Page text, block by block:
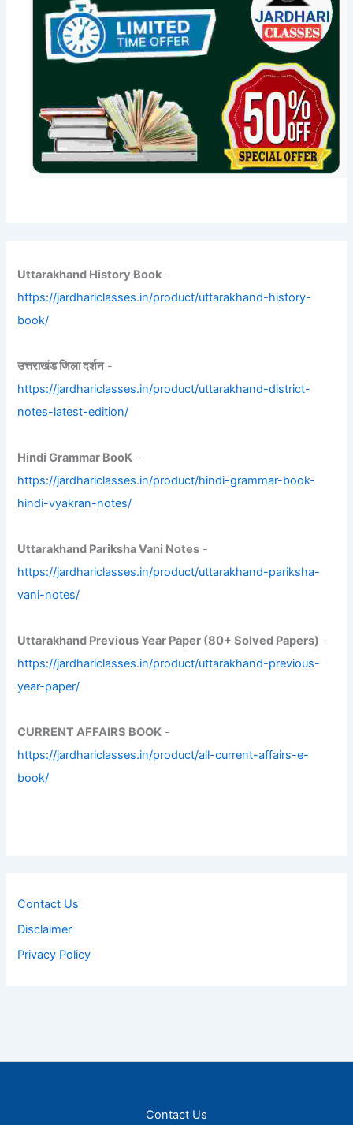
Uttarakhand History Book -
https://jardhariclasses.in/product/uttarakhand-history-
book/
उत्तराखंड जिला दर्शन-
https://jardhariclasses.in/product/uttarakhand-district-
notes-latest-edition/
Hindi Grammar BooK –
https://jardhariclasses.in/product/hindi-grammar-book-
hindi-vyakran-notes/
Uttarakhand Pariksha Vani Notes -
https://jardhariclasses.in/product/uttarakhand-pariksha-
vani-notes/
Uttarakhand Previous Year Paper (80+ Solved Papers) -
https://jardhariclasses.in/product/uttarakhand-previous-
year-paper/
CURRENT AFFAIRS BOOK -
https://jardhariclasses.in/product/all-current-affairs-e-
book/
Contact Us
Disclaimer
Privacy Policy
Contact Us